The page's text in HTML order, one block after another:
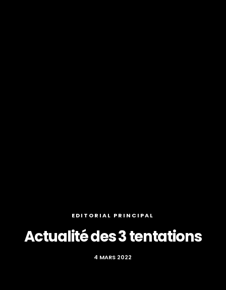
EDITORIAL PRINCIPAL
Actualité des 3 tentations
4 MARS 2022